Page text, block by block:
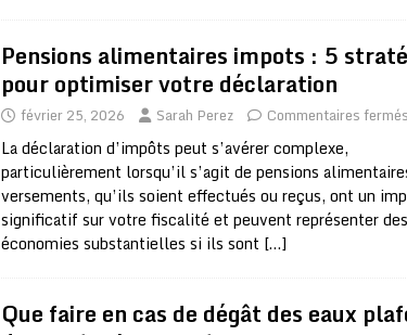
Pensions alimentaires impots : 5
pour optimiser votre déclaration
février 25, 2026 Sarah Perez Commentaires fermés
La déclaration d’impôts peut s’avérer complexe,
particulièrement lorsqu’il s’agit de pensions
versements, qu’ils soient effectués ou reçus, ont un
significatif sur votre fiscalité et peuvent représenter des
économies substantielles si ils sont […]
Que faire en cas de dégât des eaux